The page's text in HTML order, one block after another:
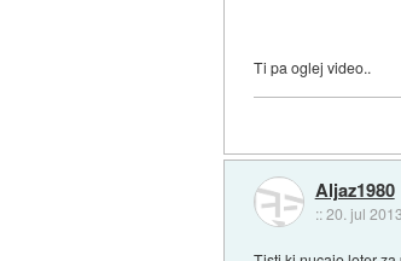
Ti pa oglej video..
Aljaz1980
::20. jul